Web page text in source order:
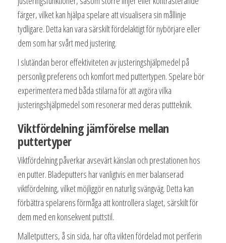
färger, vilket kan hjälpa spelare att visualisera sin mållinje
tydligare. Detta kan vara särskilt fördelaktigt för nybörjare eller
dem som har svårt med justering.
I slutändan beror effektiviteten av justeringshjälpmedel på
personlig preferens och komfort med puttertypen. Spelare bör
experimentera med båda stilarna för att avgöra vilka
justeringshjälpmedel som resonerar med deras puttteknik.
Viktfördelning jämförelse mellan
puttertyper
Viktfördelning påverkar avsevärt känslan och prestationen hos
en putter. Bladeputters har vanligtvis en mer balanserad
viktfördelning, vilket möjliggör en naturlig svängväg. Detta kan
förbättra spelarens förmåga att kontrollera slaget, särskilt för
dem med en konsekvent puttstil.
Malletputters, å sin sida, har ofta vikten fördelad mot periferin